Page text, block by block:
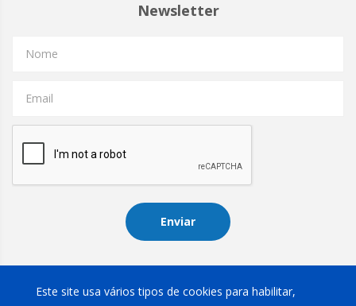
Este site usa vários tipos de cookies para habilitar,
Newsletter
Nome
Email
Enviar